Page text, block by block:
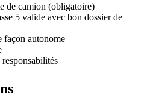
de camion (obligatoire)
5 valide avec bon dossier de
façon autonome